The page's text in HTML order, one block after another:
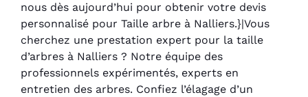
nous dès aujourd’hui pour obtenir votre devis
personnalisé pour Taille arbre à Nalliers.}|Vous
cherchez une prestation expert pour la taille
d’arbres à Nalliers ? Notre équipe des
professionnels expérimentés, experts en
entretien des arbres. Confiez l’élagage d’un